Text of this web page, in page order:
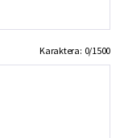
Karaktera: 0/1500